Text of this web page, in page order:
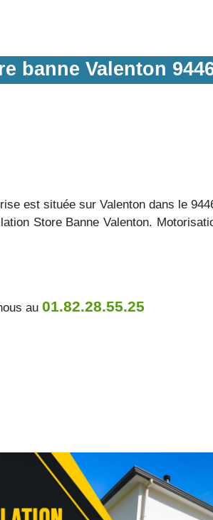
banne Valenton
est située sur Valenton dans le
Store Banne Valenton.
au 01.82.28.55.25